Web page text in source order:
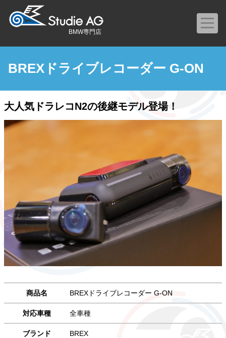
BMW専門店
BREXドライブレコーダー G-ON
大人気ドラレコN2の後継モデル登場！
商品名 BREXドライブレコーダー G-ON
対応車種 全車種
ブランド BREX